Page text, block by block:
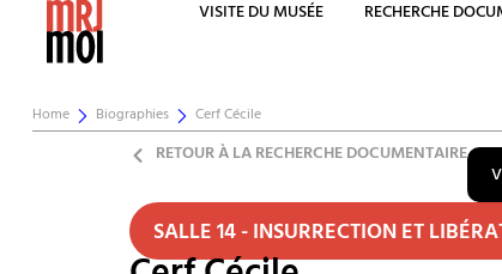
VISITE DU MUSÉE RECHERCHE
Home Biographies Cerf Cécile
RETOUR À LA RECHERCHE DOCUMENTAIRE
SALLE 14 - INSURRECTION ET